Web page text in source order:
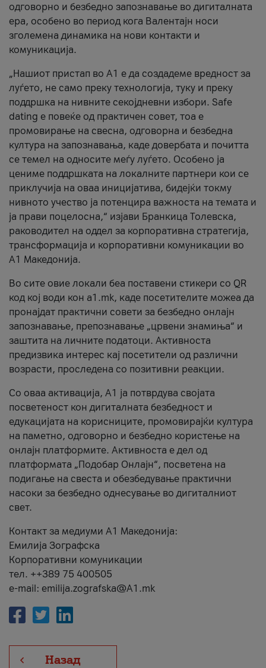
одговорно и безбедно запознавање во дигиталната
ера, особено во период кога Валентајн носи
зголемена динамика на нови контакти и
комуникација.
„Нашиот пристап во А1 е да создадеме вредност за
луѓето, не само преку технологија, туку и преку
поддршка на нивните секојдневни избори. Safe
dating е повеќе од практичен совет, тоа е
промовирање на свесна, одговорна и безбедна
култура на запознавања, каде довербата и почитта
се темел на односите меѓу луѓето. Особено ја
цениме поддршката на локалните партнери кои се
приклучија на оваа иницијатива, бидејќи токму
нивното учество ја потенцира важноста на темата и
ја прави поцелосна,“ изјави Бранкица Толевска,
раководител на оддел за корпоративна стратегија,
трансформација и корпоративни комуникации во
А1 Македонија.
Во сите овие локали беа поставени стикери со QR
код кој води кон a1.mk, каде посетителите можеа да
пронајдат практични совети за безбедно онлајн
запознавање, препознавање „црвени знамиња“ и
заштита на личните податоци. Активноста
предизвика интерес кај посетители од различни
возрасти, проследена со позитивни реакции.
Со оваа активација, А1 ја потврдува својата
посветеност кон дигиталната безбедност и
едукацијата на корисниците, промовирајќи култура
на паметно, одговорно и безбедно користење на
онлајн платформите. Активноста е дел од
платформата „Подобар Онлајн“, посветена на
подигање на свеста и обезбедување практични
насоки за безбедно однесување во дигиталниот
свет.
Контакт за медиуми А1 Македонија:
Емилија Зографска
Корпоративни комуникации
тел. ++389 75 400505
e-mail: emilija.zografska@A1.mk
Назад